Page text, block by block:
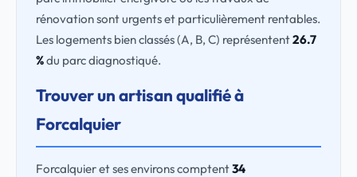
rénovation sont urgents et particulièrement rentables.
Les logements bien classés (A, B, C) représentent26.7
%du parc diagnostiqué.
Trouver un artisan qualifié à
Forcalquier
Forcalquier et ses environs comptent34